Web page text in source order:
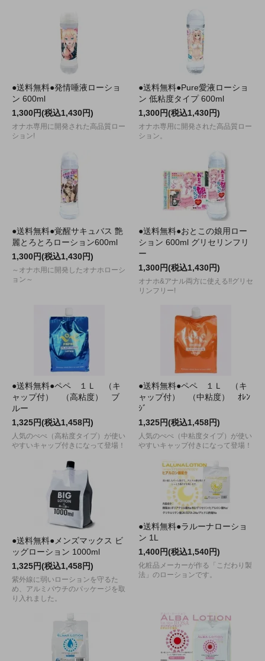
●送料無料●発情唾液ローショ
ン 600ml
1,300円(税込1,430円)
オナホ専用に開発された高品質ロー
ション!
●送料無料●Pure愛液ローショ
ン 低粘度タイプ 600ml
1,300円(税込1,430円)
オナホ専用に開発された高品質ロー
ション。
●送料無料●覚醒サキュバス 艶
麗とろとろローション600ml
1,300円(税込1,430円)
～オナホ用に開発したオナホローシ
ョン～
●送料無料●おとこの娘用ロー
ション 600ml グリセリンフリ
ー
1,300円(税込1,430円)
オナホ&アナル両方に使える!!グリセ
リンフリー!
●送料無料●ペペ １Ｌ （キ
ャップ付） （高粘度） ブ
ルー
1,325円(税込1,458円)
人気のぺぺ（高粘度タイプ）が使い
やすいキャップ付きになって登場！
●送料無料●ペペ １Ｌ （キ
ャップ付） （中粘度） ｵﾚﾝ
ｼﾞ
1,325円(税込1,458円)
人気のぺぺ（中粘度タイプ）が使い
やすいキャップ付きになって登場！
●送料無料●メンズマックス ビ
ッグローション 1000ml
1,325円(税込1,458円)
紫外線に弱いローションを守るた
め、アルミパウチのパッケージを取
り入れました。
●送料無料●ラルーナローショ
ン 1L
1,400円(税込1,540円)
化粧品メーカーが作る「こだわり製
法」のローションです。